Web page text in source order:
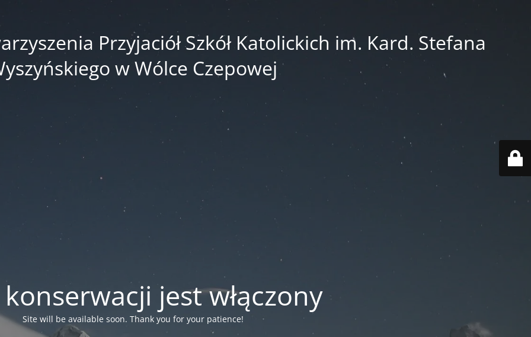
Przyjaciół Szkół Katolickich im. Kard. Stefana
w Wólce Czepowej
jest włączony
Site will be available soon. Thank you for your patience!